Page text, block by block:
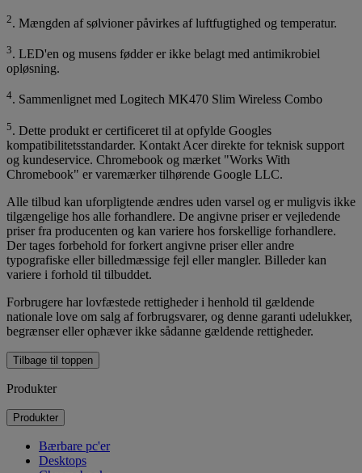
2. Mængden af sølvioner påvirkes af luftfugtighed og temperatur.
3. LED'en og musens fødder er ikke belagt med antimikrobiel
opløsning.
4. Sammenlignet med Logitech MK470 Slim Wireless Combo
5. Dette produkt er certificeret til at opfylde Googles
kompatibilitetsstandarder. Kontakt Acer direkte for teknisk support
og kundeservice. Chromebook og mærket "Works With
Chromebook" er varemærker tilhørende Google LLC.
Alle tilbud kan uforpligtende ændres uden varsel og er muligvis ikke
tilgængelige hos alle forhandlere. De angivne priser er vejledende
priser fra producenten og kan variere hos forskellige forhandlere.
Der tages forbehold for forkert angivne priser eller andre
typografiske eller billedmæssige fejl eller mangler. Billeder kan
variere i forhold til tilbuddet.
Forbrugere har lovfæstede rettigheder i henhold til gældende
nationale love om salg af forbrugsvarer, og denne garanti udelukker,
begrænser eller ophæver ikke sådanne gældende rettigheder.
Tilbage til toppen
Produkter
Produkter
Bærbare pc'er
Desktops